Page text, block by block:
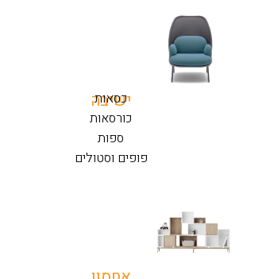
ישיבה
כסאות
כורסאות
ספות
פופים וסטולים